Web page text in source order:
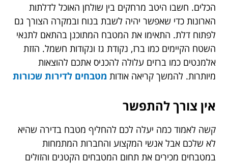
הכלים. חשבו היטב מרחקים בין שולחן האוכל לדלתות
הארונות כדי שאפשר יהיה לשבת בנוח ובמקרה הצורך גם
לפתוח דלת. התאימו את המטבח המתוכנן בהתאם לתנאי
השטח הקיימים כמו ברז, נקודת גז ונקודות חשמל. הזזת
אלמנטים כמו ברזים עלולה להכניס אתכם להוצאות
מיותרות. להמשך קריאה אודות מטבחים לדירות שכורות
אין צורך להתפשר
קשה לאמוד כמה יעלה לכם להחליף מטבח בדירה שהיא
לא שלכם אבל אנשי המקצוע והחברות המתמחות
במטבחים מכירים את תחום המטבחים הקטנים והזולים